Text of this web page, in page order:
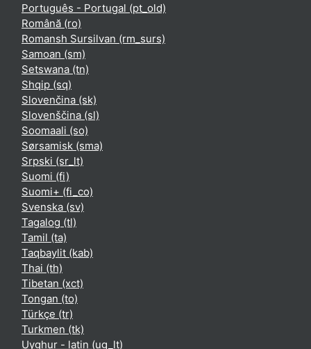
Português - Portugal ‎(pt_old)‎
Română ‎(ro)‎
Romansh Sursilvan ‎(rm_surs)‎
Samoan ‎(sm)‎
Setswana ‎(tn)‎
Shqip ‎(sq)‎
Slovenčina ‎(sk)‎
Slovenščina ‎(sl)‎
Soomaali ‎(so)‎
Sørsamisk ‎(sma)‎
Srpski ‎(sr_lt)‎
Suomi ‎(fi)‎
Suomi+ ‎(fi_co)‎
Svenska ‎(sv)‎
Tagalog ‎(tl)‎
Tamil ‎(ta)‎
Taqbaylit ‎(kab)‎
Thai ‎(th)‎
Tibetan ‎(xct)‎
Tongan ‎(to)‎
Türkçe ‎(tr)‎
Turkmen ‎(tk)‎
Uyghur - latin ‎(ug_lt)‎